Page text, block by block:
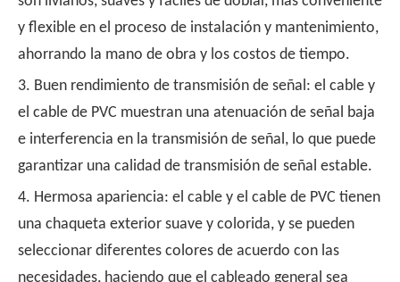
y flexible en el proceso de instalación y mantenimiento,
ahorrando la mano de obra y los costos de tiempo.
3. Buen rendimiento de transmisión de señal: el cable y
el cable de PVC muestran una atenuación de señal baja
e interferencia en la transmisión de señal, lo que puede
garantizar una calidad de transmisión de señal estable.
4. Hermosa apariencia: el cable y el cable de PVC tienen
una chaqueta exterior suave y colorida, y se pueden
seleccionar diferentes colores de acuerdo con las
necesidades, haciendo que el cableado general sea